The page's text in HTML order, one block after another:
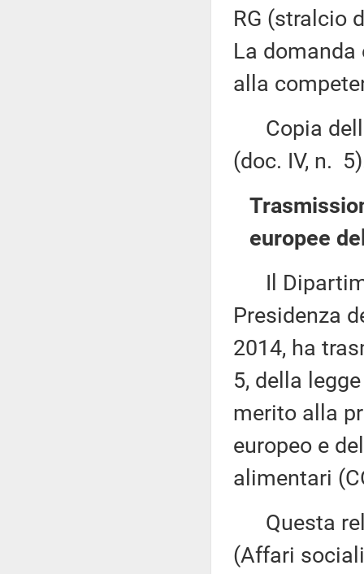
RG (stralcio
La
alla
Copia
(doc. IV, n.
europee
Il
Presidenza
2014, ha
5, della
merito alla
europeo e
alimentari
Questa
(Affari